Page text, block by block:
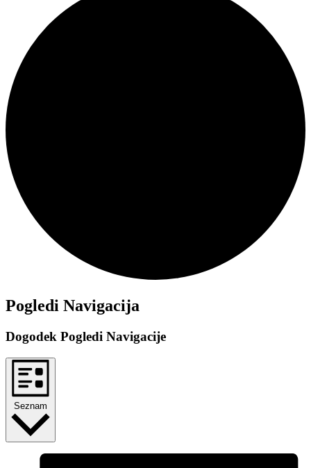
Dogodki
Pogledi Navigacija
Dogodek Pogledi Navigacije
Seznam